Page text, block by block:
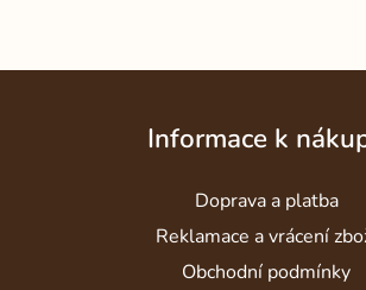
Informace k
Doprava a platba
Reklamace a vrácení
Obchodní podmínky